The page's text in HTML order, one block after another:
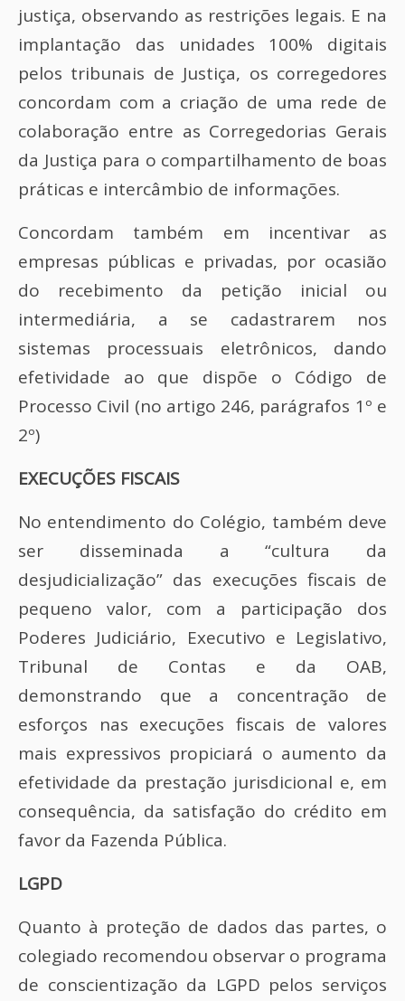
justiça, observando as restrições legais. E na
implantação das unidades 100% digitais
pelos tribunais de Justiça, os corregedores
concordam com a criação de uma rede de
colaboração entre as Corregedorias Gerais
da Justiça para o compartilhamento de boas
práticas e intercâmbio de informações.
Concordam também em incentivar as
empresas públicas e privadas, por ocasião
do recebimento da petição inicial ou
intermediária, a se cadastrarem nos
sistemas processuais eletrônicos, dando
efetividade ao que dispõe o Código de
Processo Civil (no artigo 246, parágrafos 1º e
2º)
EXECUÇÕES FISCAIS
No entendimento do Colégio, também deve
ser disseminada a “cultura da
desjudicialização” das execuções fiscais de
pequeno valor, com a participação dos
Poderes Judiciário, Executivo e Legislativo,
Tribunal de Contas e da OAB,
demonstrando que a concentração de
esforços nas execuções fiscais de valores
mais expressivos propiciará o aumento da
efetividade da prestação jurisdicional e, em
consequência, da satisfação do crédito em
favor da Fazenda Pública.
LGPD
Quanto à proteção de dados das partes, o
colegiado recomendou observar o programa
de conscientização da LGPD pelos serviços